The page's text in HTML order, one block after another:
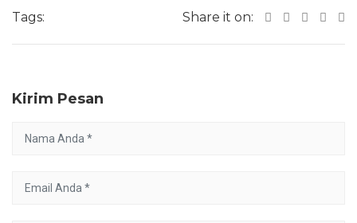
Tags: Share it on:
Kirim Pesan